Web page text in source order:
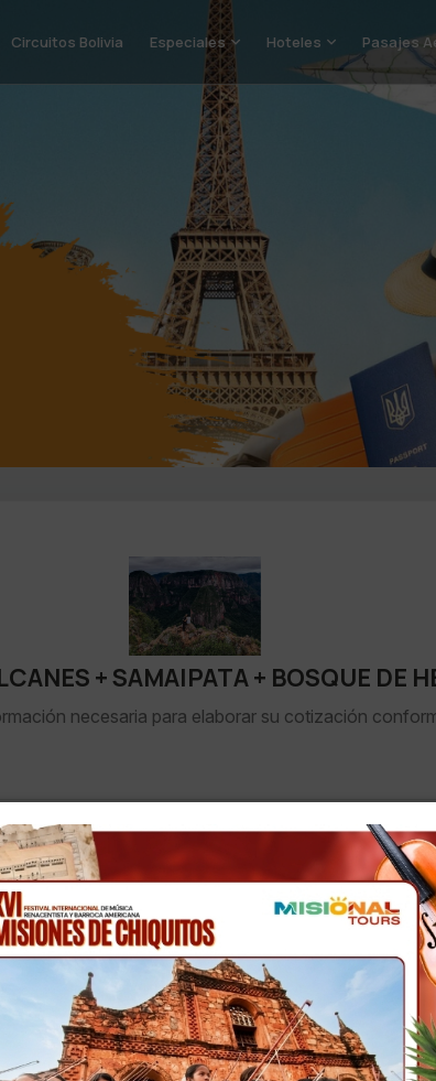
Circuitos Bolivia Especiales Hoteles Pasajes
+ SAMAIPATA + BOSQUE DE
necesaria para elaborar su cotización
*
Nro de persona*
Seleccione